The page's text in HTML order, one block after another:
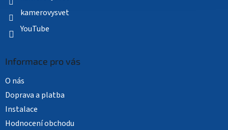
kamerovysvet
YouTube
Informace pro vás
O nás
Doprava a platba
Instalace
Hodnocení obchodu